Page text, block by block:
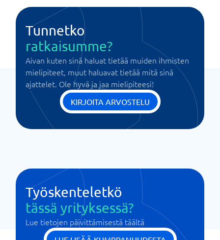
Tunnetko
ratkaisumme?
Aivan kuten sinä haluat tietää muiden ihmisten
mielipiteet, muut haluavat tietää mitä sinä
ajattelet. Ole hyvä ja jaa mielipiteesi!
KIRJOITA ARVOSTELU
Työskenteletkö
tässä yrityksessä?
Lue tietojen päivittämisestä täältä